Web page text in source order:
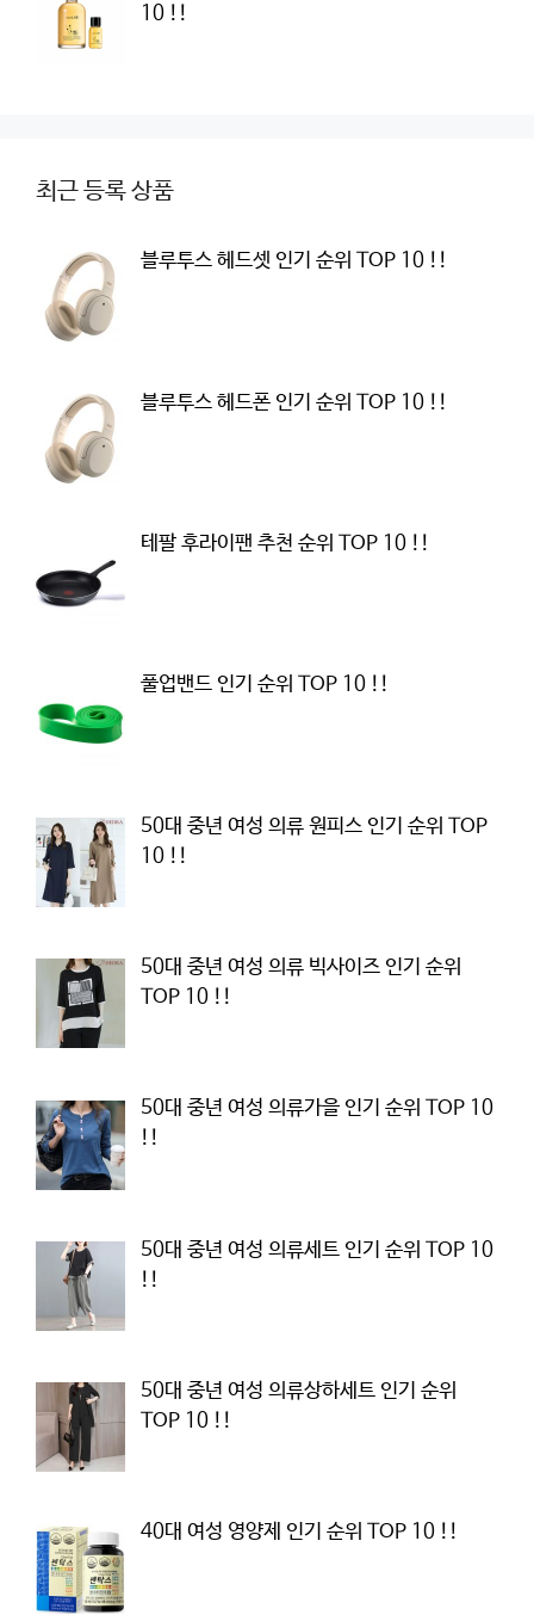
10 !!
최근 등록 상품
블루투스 헤드셋 인기 순위 TOP 10 !!
블루투스 헤드폰 인기 순위 TOP 10 !!
테팔 후라이팬 추천 순위 TOP 10 !!
풀업밴드 인기 순위 TOP 10 !!
50대 중년 여성 의류 원피스 인기 순위 TOP
10 !!
50대 중년 여성 의류 빅사이즈 인기 순위
TOP 10 !!
50대 중년 여성 의류가을 인기 순위 TOP 10
!!
50대 중년 여성 의류세트 인기 순위 TOP 10
!!
50대 중년 여성 의류상하세트 인기 순위
TOP 10 !!
40대 여성 영양제 인기 순위 TOP 10 !!